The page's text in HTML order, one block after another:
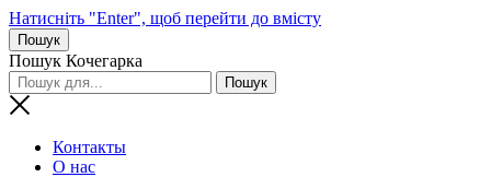
Натисніть "Enter", щоб перейти до вмісту
Пошук
Пошук Кочегарка
Контакты
О нас